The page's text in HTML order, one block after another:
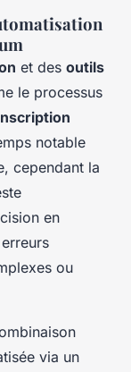
et des outils
le processus
notable
cependant la
en
ou
via un